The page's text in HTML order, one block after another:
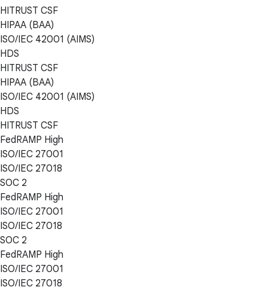
HITRUST CSF
HIPAA (BAA)
ISO/IEC 42001 (AIMS)
HDS
HITRUST CSF
HIPAA (BAA)
ISO/IEC 42001 (AIMS)
HDS
HITRUST CSF
FedRAMP High
ISO/IEC 27001
ISO/IEC 27018
SOC 2
FedRAMP High
ISO/IEC 27001
ISO/IEC 27018
SOC 2
FedRAMP High
ISO/IEC 27001
ISO/IEC 27018